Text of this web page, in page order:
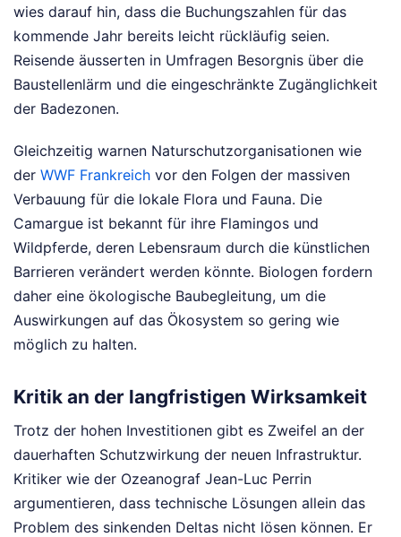
wies darauf hin, dass die Buchungszahlen für das
kommende Jahr bereits leicht rückläufig seien.
Reisende äusserten in Umfragen Besorgnis über die
Baustellenlärm und die eingeschränkte Zugänglichkeit
der Badezonen.
Gleichzeitig warnen Naturschutzorganisationen wie
der WWF Frankreich vor den Folgen der massiven
Verbauung für die lokale Flora und Fauna. Die
Camargue ist bekannt für ihre Flamingos und
Wildpferde, deren Lebensraum durch die künstlichen
Barrieren verändert werden könnte. Biologen fordern
daher eine ökologische Baubegleitung, um die
Auswirkungen auf das Ökosystem so gering wie
möglich zu halten.
Kritik an der langfristigen Wirksamkeit
Trotz der hohen Investitionen gibt es Zweifel an der
dauerhaften Schutzwirkung der neuen Infrastruktur.
Kritiker wie der Ozeanograf Jean-Luc Perrin
argumentieren, dass technische Lösungen allein das
Problem des sinkenden Deltas nicht lösen können. Er